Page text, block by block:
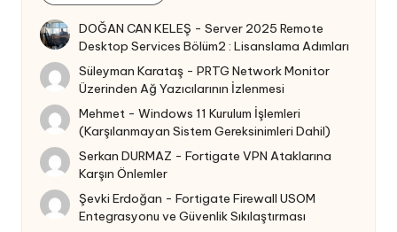
DOĞAN CAN KELEŞ -Server 2025 Remote
Desktop Services Bölüm2 : Lisanslama Adımları
Süleyman Karataş -PRTG Network Monitor
Üzerinden Ağ Yazıcılarının İzlenmesi
Mehmet -Windows 11 Kurulum İşlemleri
(Karşılanmayan Sistem Gereksinimleri Dahil)
Serkan DURMAZ -Fortigate VPN Ataklarına
Karşın Önlemler
Şevki Erdoğan -Fortigate Firewall USOM
Entegrasyonu ve Güvenlik Sıkılaştırması